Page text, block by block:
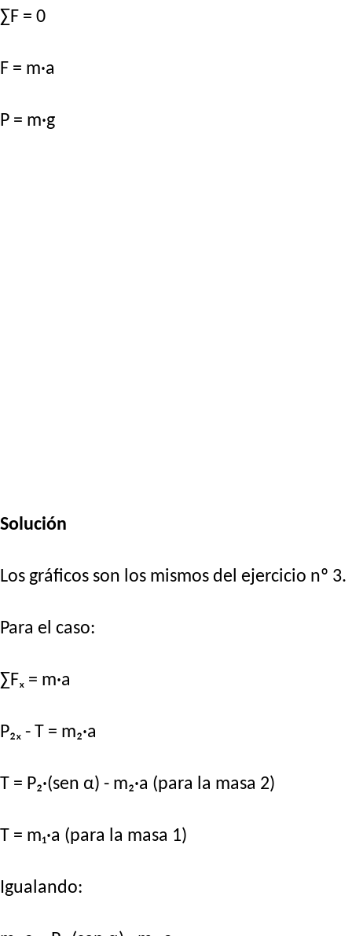
∑F = 0
F = m·a
P = m·g
Solución
Los gráficos son los mismos del ejercicio nº 3.
Para el caso:
∑Fₓ = m·a
P₂ₓ - T = m₂·a
T = P₂·(sen α) - m₂·a (para la masa 2)
T = m₁·a (para la masa 1)
Igualando: